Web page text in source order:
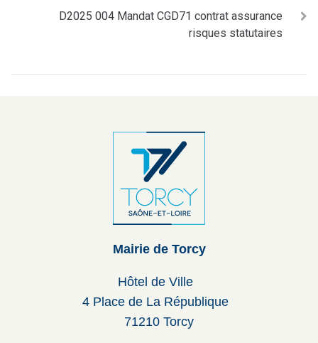
D2025 004 Mandat CGD71 contrat assurance
risques statutaires
Mairie de Torcy
Hôtel de Ville
4 Place de La République
71210 Torcy